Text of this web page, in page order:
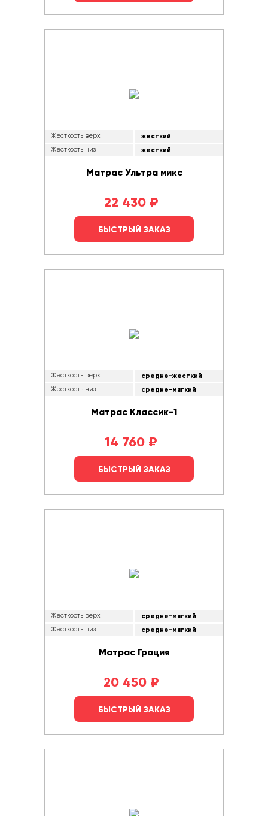
Жесткость верх жесткий
Жесткость низ жесткий
Матрас Ультра микс
22 430 ₽
БЫСТРЫЙ ЗАКАЗ
Жесткость верх средне-жесткий
Жесткость низ средне-мягкий
Матрас Классик-1
14 760 ₽
БЫСТРЫЙ ЗАКАЗ
Жесткость верх средне-мягкий
Жесткость низ средне-мягкий
Матрас Грация
20 450 ₽
БЫСТРЫЙ ЗАКАЗ